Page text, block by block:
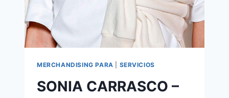
MERCHANDISING PARA SERVICIOS
SONIA CARRASCO –